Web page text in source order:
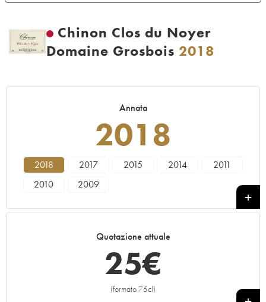
Chinon Clos du Noyer
Domaine Grosbois 2018
Annata
2018
2018 2017 2015 2014
2011
2010
2009
Quotazione attuale
25€
(formato 75cl)